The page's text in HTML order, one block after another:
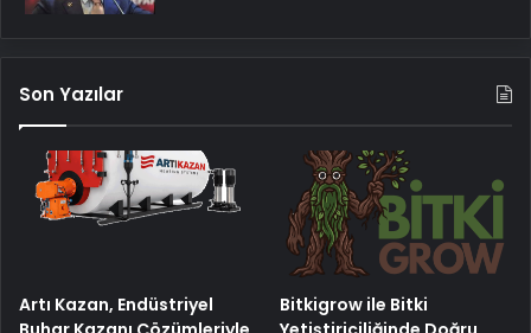
Son Yazılar
Artı Kazan, Endüstriyel
Bitkigrow ile Bitki